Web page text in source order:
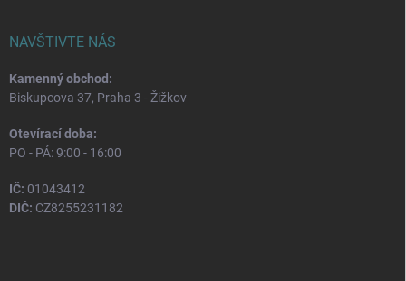
NAVŠTIVTE NÁS
Kamenný obchod:
Biskupcova 37, Praha 3 - Žižkov
Otevírací doba:
PO - PÁ: 9:00 - 16:00
IČ: 01043412
DIČ: CZ8255231182